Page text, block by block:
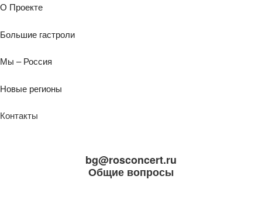
О Проекте
Большие гастроли
Мы – Россия
Новые регионы
Контакты
bg@rosconcert.ru
Общие вопросы